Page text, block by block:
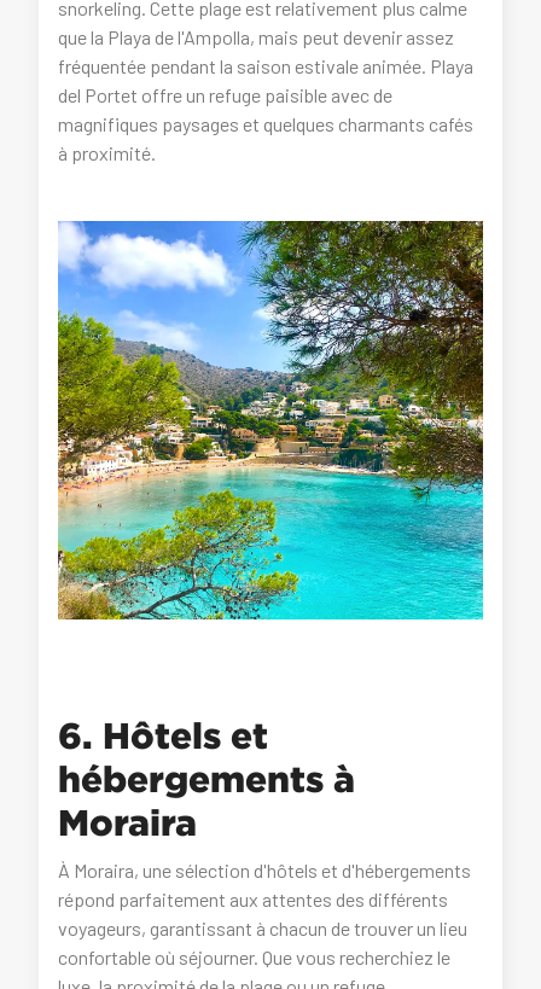
snorkeling. Cette plage est relativement plus calme
que la Playa de l'Ampolla, mais peut devenir assez
fréquentée pendant la saison estivale animée. Playa
del Portet offre un refuge paisible avec de
magnifiques paysages et quelques charmants cafés
à proximité.
6. Hôtels et
hébergements à
Moraira
À Moraira, une sélection d'hôtels et d'hébergements
répond parfaitement aux attentes des différents
voyageurs, garantissant à chacun de trouver un lieu
confortable où séjourner. Que vous recherchiez le